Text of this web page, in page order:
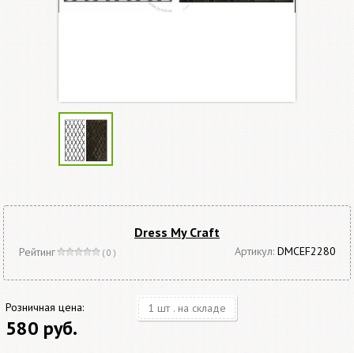
Dress My Craft
Рейтинг ( 0 ) Артикул: DMCEF2280
Розничная цена:
580 руб.
1 шт . на складе